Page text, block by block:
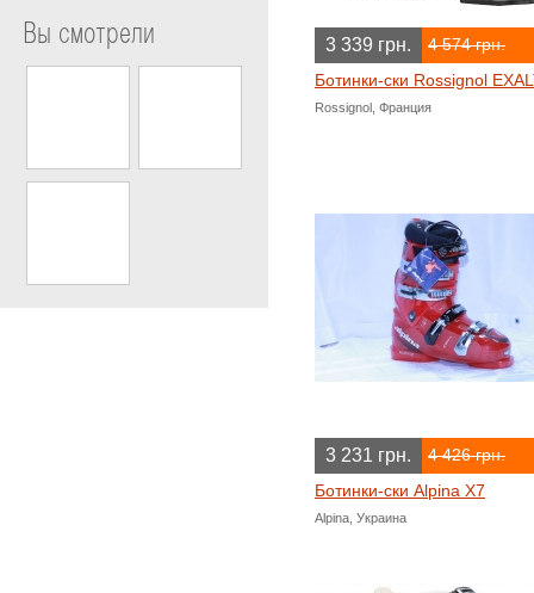
Вы смотрели 3 339 грн. 4 574 грн.
Ботинки-ски Rossignol
Rossignol, Франция
3 231 грн. 4 426 грн.
Ботинки-ски Alpina X7
Alpina, Украина